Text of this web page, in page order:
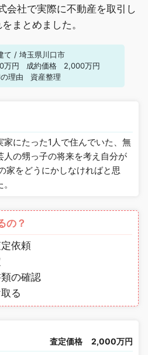
会社で実際に不動産を取引し
まとめました。
て / 埼玉県川口市
万円 成約価格
2,000万円
理由
資産整理
家にたった1人で住んでいた、無
人の甥っ子の将来を考え自分が
家をどうにかしなければと思
の？
依頼
の確認
る
査定価格 2,000万円